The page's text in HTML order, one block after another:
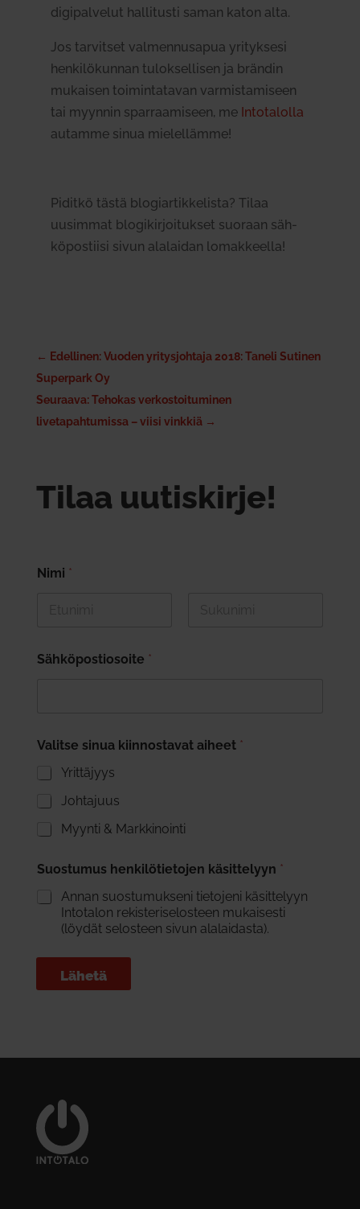
digi­pal­velut hal­li­tusti saman katon alta.
Jos tar­vitset val­men­nusapua yri­tyksesi
hen­ki­lö­kunnan tulok­sel­lisen ja brändin
mukaisen toi­min­ta­tavan var­mis­ta­miseen
tai myynnin spar­raa­miseen, me Into­ta­lolla
autamme sinua mie­lel­lämme!
Piditkö tästä blo­giar­tik­ke­lista? Tilaa
uusimmat blo­gi­kir­joi­tukset suoraan säh­
kö­pos­tiisi sivun ala­laidan lomak­keella!
← Edellinen: Vuoden yritysjohtaja 2018: Taneli Sutinen
Superpark Oy
Seuraava: Tehokas verkostoituminen
livetapahtumissa – viisi vinkkiä→
Tilaa uutiskirje!
Nimi *
Sähköpostiosoite *
Valitse sinua kiinnostavat aiheet *
Yrittäjyys
Johtajuus
Myynti & Markkinointi
Suostumus henkilötietojen käsittelyyn *
Annan suostumukseni tietojeni käsittelyyn
Intotalon rekisteriselosteen mukaisesti
(löydät selosteen sivun alalaidasta).
Lähetä